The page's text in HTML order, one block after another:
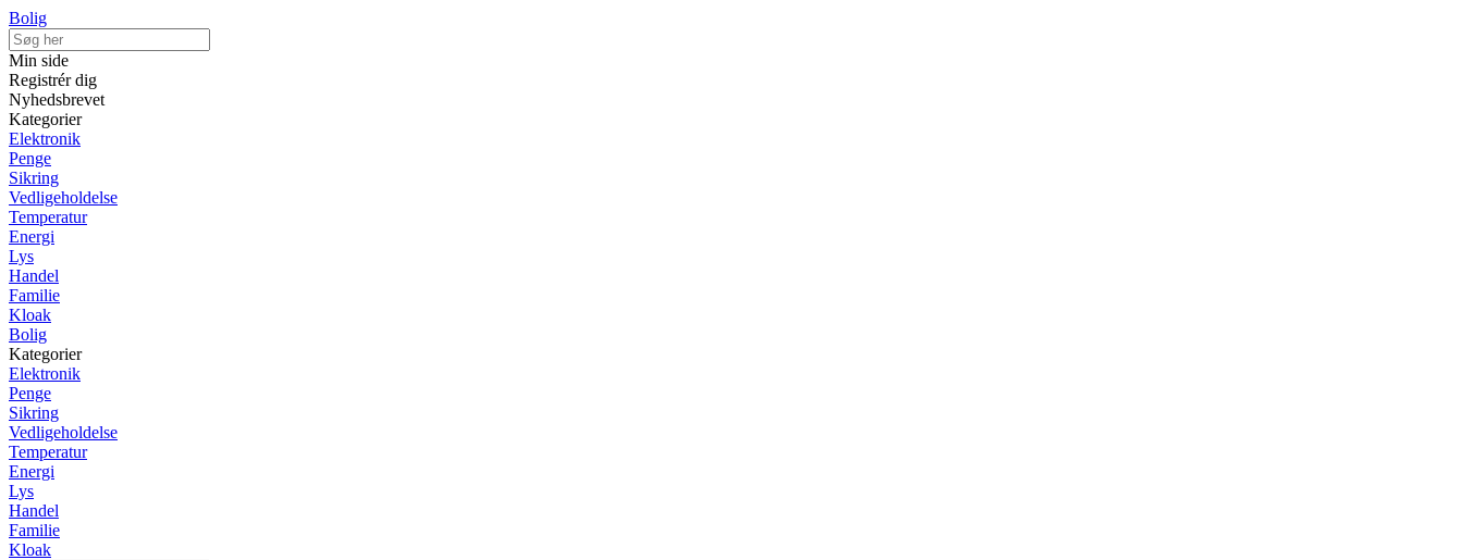
Bolig
Min side
Registrér dig
Nyhedsbrevet
Kategorier
Elektronik
Penge
Sikring
Vedligeholdelse
Temperatur
Energi
Lys
Handel
Familie
Kloak
Bolig
Kategorier
Elektronik
Penge
Sikring
Vedligeholdelse
Temperatur
Energi
Lys
Handel
Familie
Kloak